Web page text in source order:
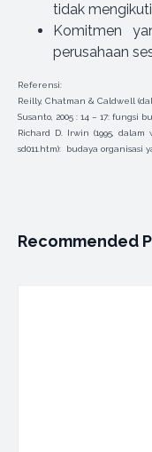
tidak
Komitmen
perusahaan
Referensi:
Reilly, Chatman & Caldwell
Susanto, 2005 : 14 – 17: fungsi
Richard D. Irwin (1995,
sd011.htm): budaya organisasi
Recommended